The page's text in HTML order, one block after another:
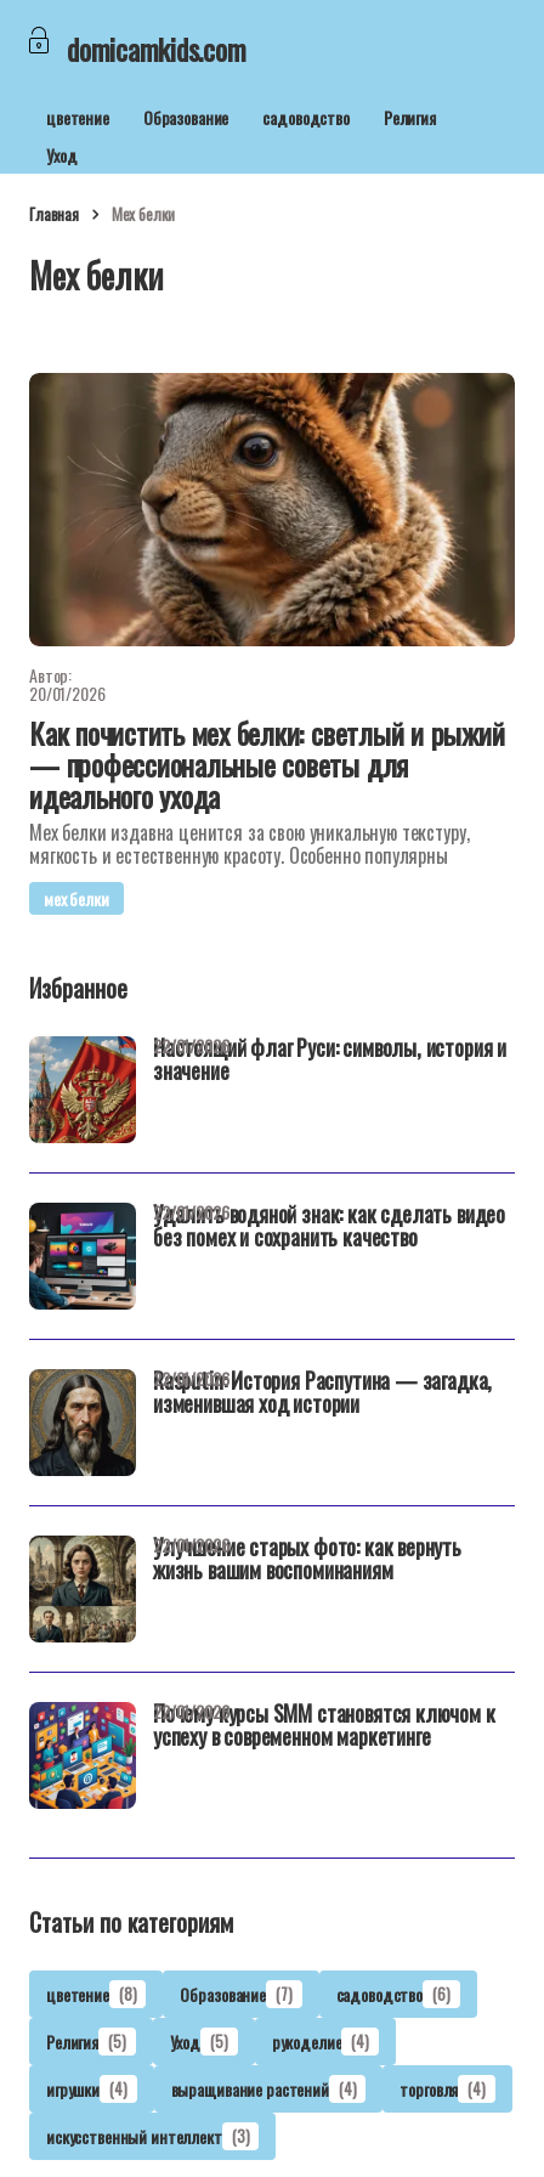
domicamkids.com
цветение Образование садоводство
Религия
Уход
Главная Мех белки
Мех белки
Автор:
20/01/2026
Как почистить мех белки: светлый и рыжий
— профессиональные советы для
идеального ухода
Мех белки издавна ценится за свою уникальную текстуру,
мягкость и естественную красоту. Особенно популярны
мех белки
Избранное
Настоящий флаг Руси: символы, история и
значение
22/01/2026
Удалить водяной знак: как сделать видео
без помех и сохранить качество
22/01/2026
Rasputin: История Распутина — загадка,
изменившая ход истории
22/01/2026
Улучшение старых фото: как вернуть
жизнь вашим воспоминаниям
22/01/2026
Почему курсы SMM становятся ключом к
успеху в современном маркетинге
22/01/2026
Статьи по категориям
цветение (8) Образование (7) садоводство (6)
Религия (5) Уход (5) рукоделие (4)
игрушки (4) выращивание растений (4) торговля (4)
искусственный интеллект (3)